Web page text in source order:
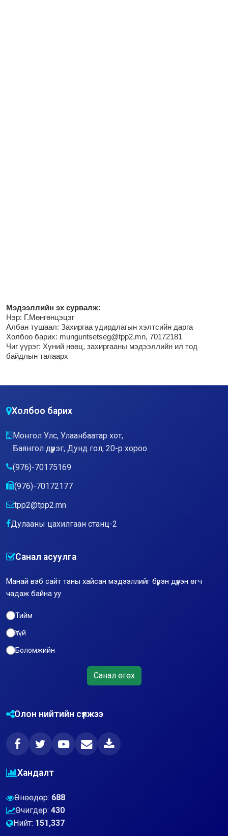
Мэдээллийн эх сурвалж:
Нэр: Г.Мөнгөнцэцэг
Албан тушаал: Захиргаа удирдлагын хэлтсийн дарга
Холбоо барих: munguntsetseg@tpp2.mn, 70172181
Чиг үүрэг: Хүний нөөц, захиргааны мэдээллийн ил тод
байдлын талаарх
Холбоо барих
Монгол Улс, Улаанбаатар хот,
Баянгол дүүрэг, Дунд гол, 20-р хороо
(976)-70175169
(976)-70172177
tpp2@tpp2.mn
Дулааны цахилгаан станц-2
Санал асуулга
Манай вэб сайт таны хайсан мэдээллийг бүрэн дүүрэн өгч
чадаж байна уу
Тийм
Үгүй
Боломжийн
Санал өгөх
Олон нийтийн сүлжээ
Хандалт
Өнөөдөр: 688
Өчигдөр: 430
Нийт: 151,337